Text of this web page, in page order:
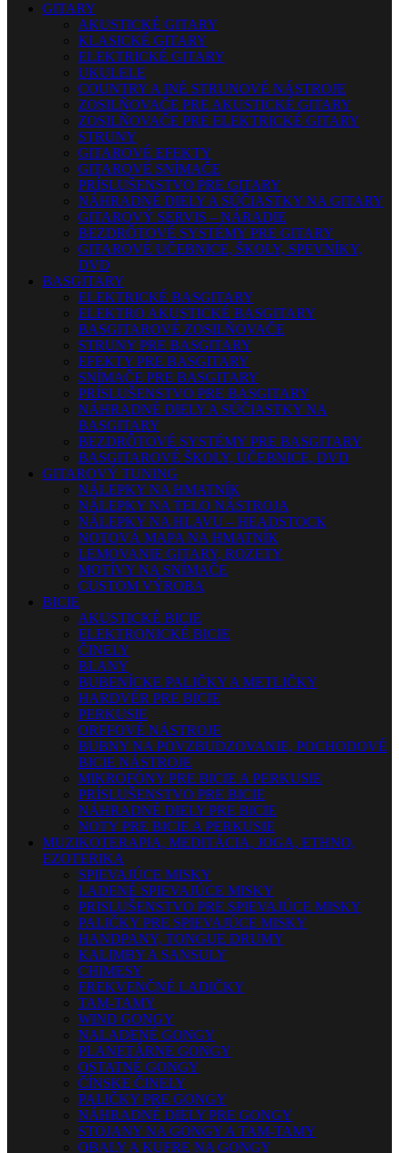
GITARY
AKUSTICKÉ GITARY
KLASICKÉ GITARY
ELEKTRICKÉ GITARY
UKULELE
COUNTRY A INÉ STRUNOVÉ NÁSTROJE
ZOSILŇOVAČE PRE AKUSTICKÉ GITARY
ZOSILŇOVAČE PRE ELEKTRICKÉ GITARY
STRUNY
GITAROVÉ EFEKTY
GITAROVÉ SNÍMAČE
PRÍSLUŠENSTVO PRE GITARY
NÁHRADNÉ DIELY A SÚČIASTKY NA GITARY
GITAROVÝ SERVIS – NÁRADIE
BEZDRÔTOVÉ SYSTÉMY PRE GITARY
GITAROVÉ UČEBNICE, ŠKOLY, SPEVNÍKY,
DVD
BASGITARY
ELEKTRICKÉ BASGITARY
ELEKTRO AKUSTICKÉ BASGITARY
BASGITAROVÉ ZOSILŇOVAČE
STRUNY PRE BASGITARY
EFEKTY PRE BASGITARY
SNÍMAČE PRE BASGITARY
PRÍSLUŠENSTVO PRE BASGITARY
NÁHRADNÉ DIELY A SÚČIASTKY NA
BASGITARY
BEZDRÔTOVÉ SYSTÉMY PRE BASGITARY
BASGITAROVÉ ŠKOLY, UČEBNICE, DVD
GITAROVÝ TUNING
NÁLEPKY NA HMATNÍK
NÁLEPKY NA TELO NÁSTROJA
NÁLEPKY NA HLAVU – HEADSTOCK
NOTOVÁ MAPA NA HMATNÍK
LEMOVANIE GITARY, ROZETY
MOTÍVY NA SNÍMAČE
CUSTOM VÝROBA
BICIE
AKUSTICKÉ BICIE
ELEKTRONICKÉ BICIE
ČINELY
BLANY
BUBENÍCKE PALIČKY A METLIČKY
HARDVÉR PRE BICIE
PERKUSIE
ORFFOVÉ NÁSTROJE
BUBNY NA POVZBUDZOVANIE, POCHODOVÉ
BICIE NÁSTROJE
MIKROFÓNY PRE BICIE A PERKUSIE
PRÍSLUŠENSTVO PRE BICIE
NÁHRADNÉ DIELY PRE BICIE
NOTY PRE BICIE A PERKUSIE
MUZIKOTERAPIA, MEDITÁCIA, JOGA, ETHNO,
EZOTERIKA
SPIEVAJÚCE MISKY
LADENÉ SPIEVAJÚCE MISKY
PRISLUŠENSTVO PRE SPIEVAJÚCE MISKY
PALIČKY PRE SPIEVAJÚCE MISKY
HANDPANY, TONGUE DRUMY
KALIMBY A SANSULY
CHIMESY
FREKVENČNÉ LADIČKY
TAM-TAMY
WIND GONGY
NALADENÉ GONGY
PLANETÁRNE GONGY
OSTATNÉ GONGY
ČÍNSKE ČINELY
PALIČKY PRE GONGY
NÁHRADNÉ DIELY PRE GONGY
STOJANY NA GONGY A TAM-TAMY
OBALY A KUFRE NA GONGY